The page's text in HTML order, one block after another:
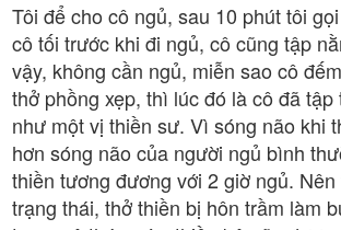
Tôi để cho cô ngủ, sau 10 phút tôi
cô tối trước khi đi ngủ, cô cũng tập
vậy, không cần ngủ, miễn sao cô
thở phồng xẹp, thì lúc đó là cô đã tập
như một vị thiền sư. Vì sóng não khi
hơn sóng não của người ngủ bình
thiền tương đương với 2 giờ ngủ.
trạng thái, thở thiền bị hôn trầm làm